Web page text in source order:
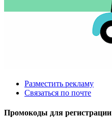
Разместить рекламу
Связаться по почте
Промокоды для регистрации